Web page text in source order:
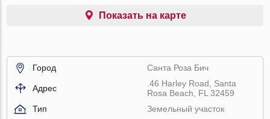
Показать на карте
Город Санта Роза Бич
Адрес
.46 Harley Road, Santa
Rosa Beach, FL 32459
Тип
Земельный участок